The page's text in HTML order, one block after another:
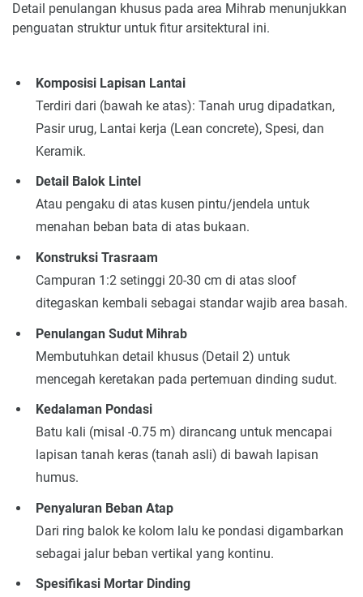
Detail penulangan khusus pada area Mihrab menunjukkan
penguatan struktur untuk fitur arsitektural ini.
Komposisi Lapisan Lantai
Terdiri dari (bawah ke atas): Tanah urug dipadatkan,
Pasir urug, Lantai kerja (Lean concrete), Spesi, dan
Keramik.
Detail Balok Lintel
Atau pengaku di atas kusen pintu/jendela untuk
menahan beban bata di atas bukaan.
Konstruksi Trasraam
Campuran 1:2 setinggi 20-30 cm di atas sloof
ditegaskan kembali sebagai standar wajib area basah.
Penulangan Sudut Mihrab
Membutuhkan detail khusus (Detail 2) untuk
mencegah keretakan pada pertemuan dinding sudut.
Kedalaman Pondasi
Batu kali (misal -0.75 m) dirancang untuk mencapai
lapisan tanah keras (tanah asli) di bawah lapisan
humus.
Penyaluran Beban Atap
Dari ring balok ke kolom lalu ke pondasi digambarkan
sebagai jalur beban vertikal yang kontinu.
Spesifikasi Mortar Dinding